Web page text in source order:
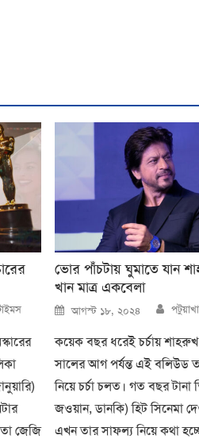
জেজি
ভোর পাঁচটায় ঘুমাতে যান
খান মাত্র একবেলা
Posted
on
আগস্ট ১৮, ২০২৪
কয়েক বছর ধরেই চর্চায়
সালের আগ পর্যন্ত এই বলিউড
নিয়ে চর্চা চলত। গত বছর টানা
জওয়ান, ডানকি) হিট সিনেমা
এখন তার সাফল্য নিয়ে কথা